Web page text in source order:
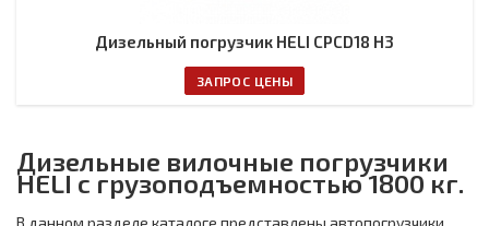
Дизельный погрузчик HELI CPCD18 H3
ЗАПРОС ЦЕНЫ
Дизельные вилочные погрузчики
HELI с грузоподъемностью 1800 кг.
В данном разделе каталоге представлены автопогрузчики